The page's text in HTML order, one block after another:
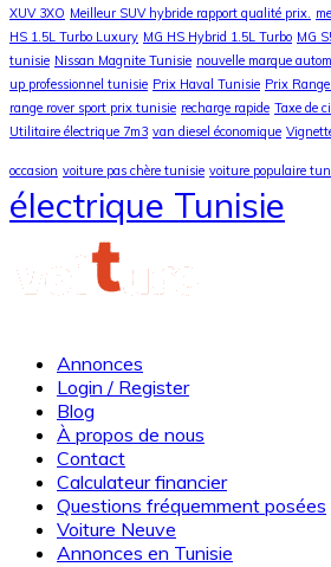
XUV 3XO Meilleur SUV hybride rapport qualité prix.
HS 1.5L Turbo Luxury MG HS Hybrid 1.5L Turbo MG
tunisie Nissan Magnite Tunisie nouvelle marque
up professionnel tunisie Prix Haval Tunisie Prix
range rover sport prix tunisie recharge rapide Taxe de
Utilitaire électrique 7m3 van diesel économique
occasion voiture pas chère tunisie voiture populaire
électrique Tunisie
Annonces
Login / Register
Blog
À propos de nous
Contact
Calculateur financier
Questions fréquemment posées
Voiture Neuve
Annonces en Tunisie